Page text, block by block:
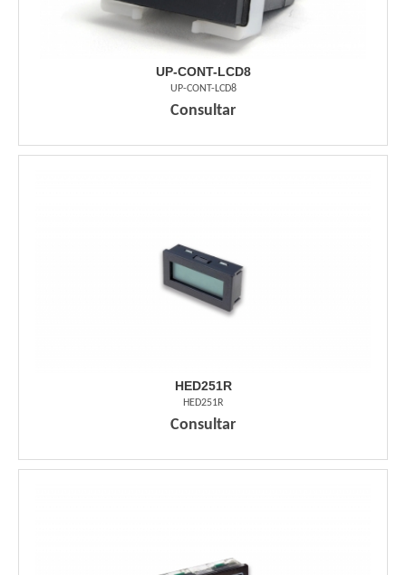
UP-CONT-LCD8
UP-CONT-LCD8
Consultar
HED251R
HED251R
Consultar